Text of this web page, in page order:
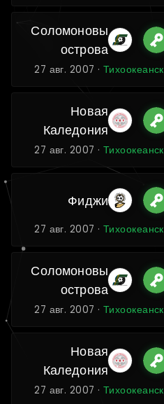
Соломоновы
острова
27 авг. 2007 ·
Новая
Каледония
27 авг. 2007 ·
Фиджи
27 авг. 2007 ·
Соломоновы
острова
27 авг. 2007 ·
Новая
Каледония
27 авг. 2007 ·